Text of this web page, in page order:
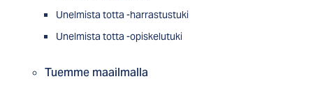
Unelmista totta -harrastustuki
Unelmista totta -opiskelutuki
Tuemme maailmalla